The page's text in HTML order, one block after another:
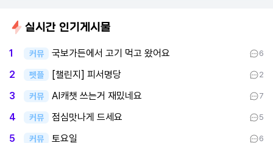
실시간 인기게시물
1 커뮤 국보가든에서 고기 먹고 왔어요 6
2 펫플 [챌린지] 피서명당 2
3 커뮤 AI캐챗 쓰는거 재밌네요 7
4 커뮤 점심맛나게 드세요 5
5 커뮤 토요일 6